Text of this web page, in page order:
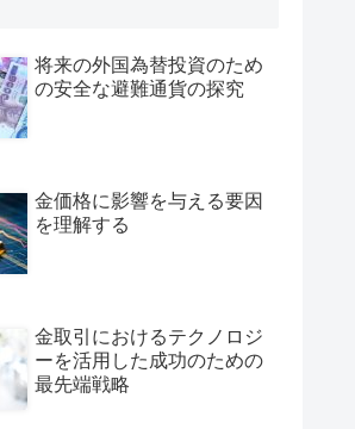
将来の外国為替投資のため
の安全な避難通貨の探究
金価格に影響を与える要因
を理解する
金取引におけるテクノロジ
ーを活用した成功のための
最先端戦略